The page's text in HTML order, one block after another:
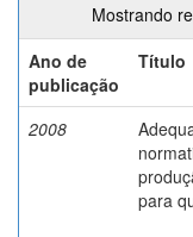
Mostrando
Ano de
publicação
Título
2008
para